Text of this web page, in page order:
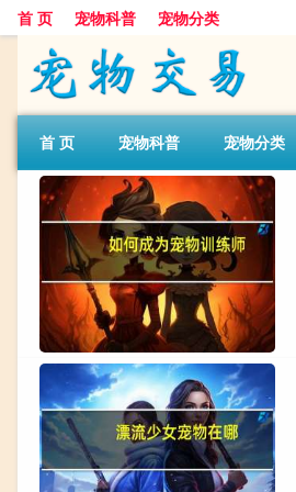
首 页 宠物科普 宠物分类
首 页 宠物科普 宠物分类